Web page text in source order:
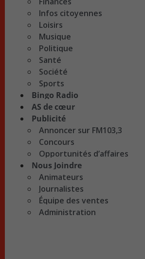
Infos citoyennes
Loisirs
Musique
Politique
Santé
Société
Sports
Bingo Radio
AS de cœur
Publicité
Annoncer sur FM103,3
Concours
Opportunités d’affaires
Nous Joindre
Animateurs
Journalistes
Équipe des ventes
Administration